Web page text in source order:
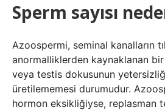
Sperm sayısı
Azoospermi, seminal kanalların
anormalliklerden kaynaklanan
veya testis dokusunun
üretilememesi durumudur.
hormon eksikliğiyse, replasman